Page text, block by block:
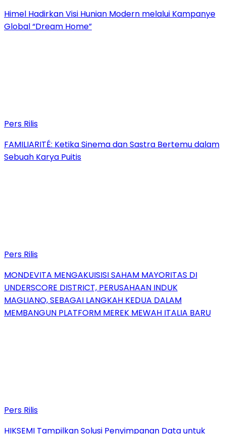
Himel Hadirkan Visi Hunian Modern melalui Kampanye
Global “Dream Home”
Pers Rilis
FAMILIARITÉ: Ketika Sinema dan Sastra Bertemu dalam
Sebuah Karya Puitis
Pers Rilis
MONDEVITA MENGAKUISISI SAHAM MAYORITAS DI
UNDERSCORE DISTRICT, PERUSAHAAN INDUK
MAGLIANO, SEBAGAI LANGKAH KEDUA DALAM
MEMBANGUN PLATFORM MEREK MEWAH ITALIA BARU
Pers Rilis
HIKSEMI Tampilkan Solusi Penyimpanan Data untuk